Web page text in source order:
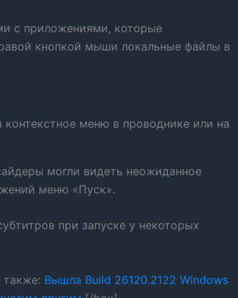
с приложениями, которые
кнопкой мыши локальные файлы в
меню в проводнике или на
могли видеть неожиданное
меню «Пуск».
при запуске у некоторых
Вышла Build 26120.2122 Windows